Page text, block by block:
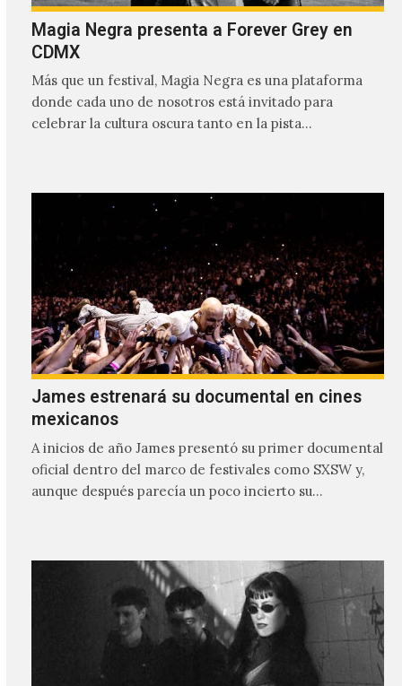
Magia Negra presenta a Forever Grey en
CDMX
Más que un festival, Magia Negra es una plataforma
donde cada uno de nosotros está invitado para
celebrar la cultura oscura tanto en la pista…
James estrenará su documental en cines
mexicanos
A inicios de año James presentó su primer documental
oficial dentro del marco de festivales como SXSW y,
aunque después parecía un poco incierto su…